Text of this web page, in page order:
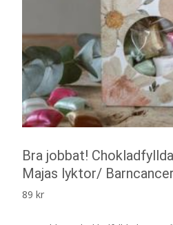
Bra jobbat!
Majas lyktor/
89 kr